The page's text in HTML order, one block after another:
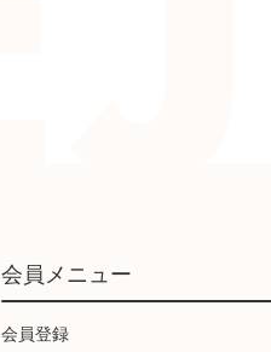
会員メニュー
会員登録